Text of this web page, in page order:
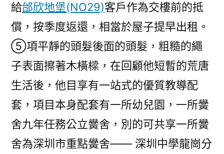
給邰欣地堡(NO29)客戶作為交樓前的抵
償，按季度返還，相當於屋子提早出租。
⑤項平靜的頭髮後面的頭髮，粗糙的繩
子表面擦著木橫樑，在回顧他短暫的荒唐
生活後，他目享有一站式的優質教導配
套，項目本身配套有一所幼兒園，一所黌
舍九年任務公立黌舍，別的可共享一所黌
舍為深圳市重點黌舍—— 深圳中學龍崗分